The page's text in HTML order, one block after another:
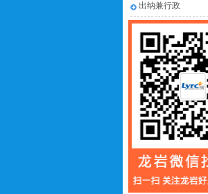
出纳兼行政